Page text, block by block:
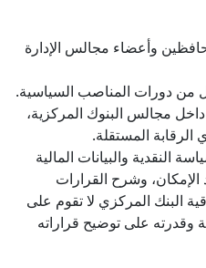
وأعضاء مجالس الإدارة
من دورات المناصب السياسية.
مجالس البنوك المركزية،
المستقلة.
النقدية والبيانات المالية
وشرح القرارات
البنك المركزي لا تقوم على
وقدرته على توضيح قراراته